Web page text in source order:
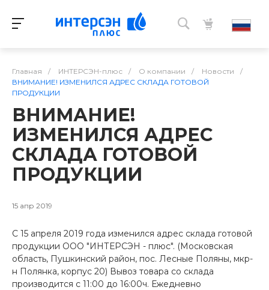
Главная / ИНТЕРСЭН-плюс / О компании / Новости
/
ВНИМАНИЕ! ИЗМЕНИЛСЯ АДРЕС СКЛАДА ГОТОВОЙ
ПРОДУКЦИИ
ВНИМАНИЕ!
ИЗМЕНИЛСЯ АДРЕС
СКЛАДА ГОТОВОЙ
ПРОДУКЦИИ
15 апр 2019
С 15 апреля 2019 года изменился адрес склада готовой
продукции ООО "ИНТЕРСЭН - плюс". (Московская
область, Пушкинский район, пос. Лесные Поляны, мкр-
н Полянка, корпус 20) Вывоз товара со склада
производится с 11:00 до 16:00ч. Ежедневно